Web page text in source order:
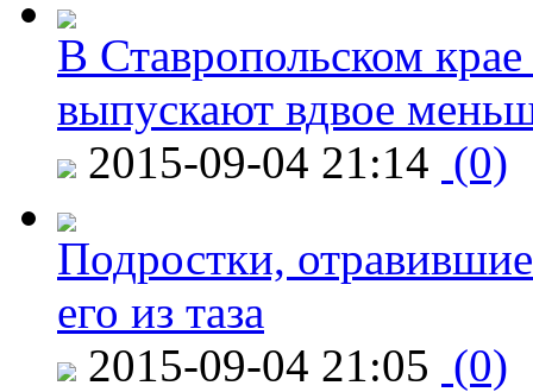
В Ставропольском
выпускают вдвое
2015-09-04 21:14 (0)
Подростки,
его из таза
2015-09-04 21:05 (0)